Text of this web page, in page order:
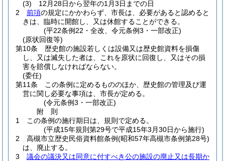
(3)
12月28日から翌年の1月3日までの日
2
前項の規定にかかわらず、市長は、必要があると認めると
きは、臨時に開館し、又は休館することができる。
(平22条例22・全改、令元条例3・一部改正)
(原状回復等)
第10条
歴史館の施設若しくは設備又は歴史館資料を損傷
し、又は滅失した者は、これを原状に回復し、又はその損
害を賠償しなければならない。
(委任)
第11条
この条例に定めるもののほか、歴史館の管理及び運
営に関し必要な事項は、市長が定める。
(令元条例3・一部改正)
附 則
1
この条例の施行期日は、規則で定める。
(平成15年規則第29号で平成15年3月30日から施行)
2
高槻市立歴史民俗資料館条例(昭和57年高槻市条例第28号)
は、廃止する。
3
議会の議決又は同意に付すべき公の施設の廃止又は長期か